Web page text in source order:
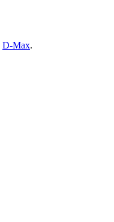
D-Max.